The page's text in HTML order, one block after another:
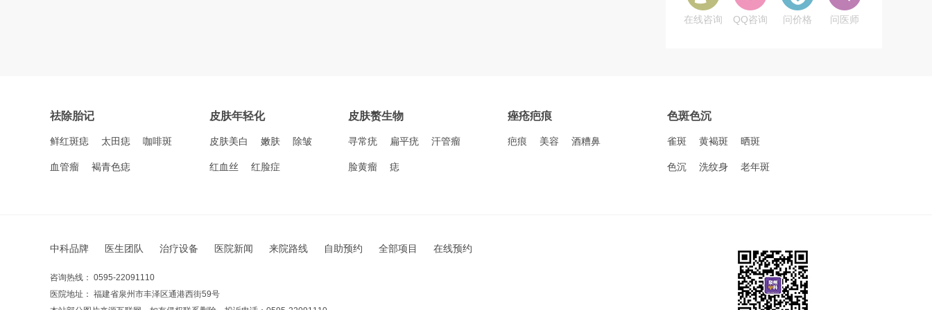
在线咨询 QQ咨询 问价格 问医师
祛除胎记
鲜红斑痣 太田痣 咖啡斑
血管瘤 褐青色痣
皮肤年轻化
皮肤美白 嫩肤 除皱
红血丝 红脸症
皮肤赘生物
寻常疣 扁平疣 汗管瘤
脸黄瘤 痣
痤疮疤痕
疤痕 美容 酒糟鼻
色斑色沉
雀斑 黄褐斑 晒斑
色沉 洗纹身 老年斑
中科品牌 医生团队 治疗设备 医院新闻 来院路线 自助预约 全部项目 在线预约
咨询热线： 0595-22091110
医院地址： 福建省泉州市丰泽区通港西街59号